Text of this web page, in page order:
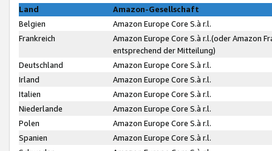
Land
Amazon-Gesellschaft
Belgien
Amazon Europe Core S.à r.l.
Frankreich
Amazon Europe Core S.à r.l.(oder Amazon
entsprechend der Mitteilung)
Deutschland
Amazon Europe Core S.à r.l.
Irland
Amazon Europe Core S.à r.l.
Italien
Amazon Europe Core S.à r.l.
Niederlande
Amazon Europe Core S.à r.l.
Polen
Amazon Europe Core S.à r.l.
Spanien
Amazon Europe Core S.à r.l.